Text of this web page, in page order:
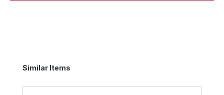
Produktgalerie überspringen
Similar Items